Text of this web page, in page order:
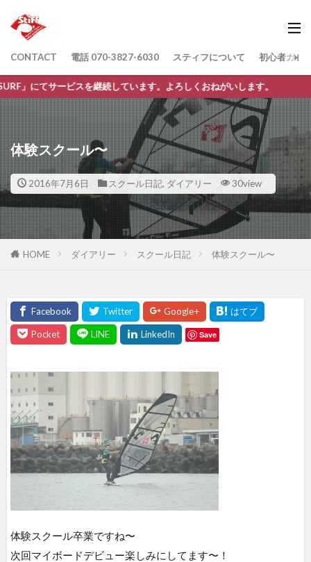
CONTACT 電話 070-3827-6030 スティフについて 初心者ガイ
継続しています。よろしくおねがいします。
体験スクール〜
2016年7月6日 スクール日記, ダイアリー 30view
HOME ダイアリー スクール日記 体験スクール〜
Save
体験スクール卒業ですね〜
次回マイボードデビュー楽しみにしてます〜！